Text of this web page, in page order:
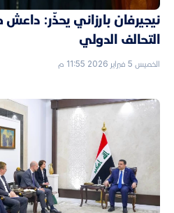
نيجيرفان بارزاني يحذّر:
التحالف الدولي
الخميس 5 فبراير 2026 11:55 م